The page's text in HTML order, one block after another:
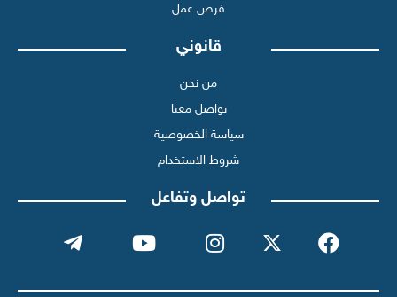
فرص عمل
قانوني
من نحن
تواصل معنا
سياسة الخصوصية
شروط الاستخدام
تواصل وتفاعل